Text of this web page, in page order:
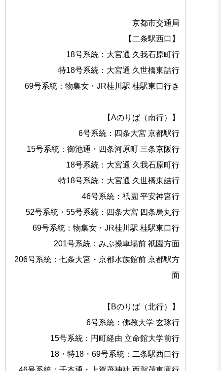
京都市交通局
【二条駅西口】
18号系統：大宮通 久我石原町行
特18号系統：大宮通 久世橋東詰行
69号系統：物集女・JR桂川駅 桂駅東口行き
【Aのりば（南行）】
6号系統：四条大宮 京都駅行
15号系統：御池通・四条河原町 三条京阪行
18号系統：大宮通 久我石原町行
特18号系統：大宮通 久世橋東詰行
46号系統：祇園 平安神宮行
52号系統・55号系統：四条大宮 四条烏丸行
69号系統：物集女・JR桂川駅 桂駅東口行
201号系統：みぶ操車場前 祇園方面
206号系統：七条大宮・京都水族館前 京都駅方
面
【Bのりば（北行）】
6号系統：佛教大学 玄琢行
15号系統：円町経由 立命館大学前行
18・特18・69号系統：二条駅西口行